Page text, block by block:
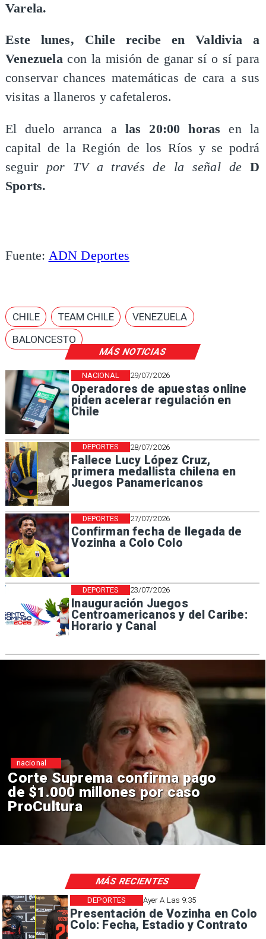
MÁS NOTICIAS
29/07/2026
Operadores de apuestas online
piden acelerar regulación en
Chile
NACIONAL
28/07/2026
Fallece Lucy López Cruz,
primera medallista chilena en
Juegos Panamericanos
DEPORTES
27/07/2026
Confirman fecha de llegada de
Vozinha a Colo Colo
DEPORTES
23/07/2026
Inauguración Juegos
Centroamericanos y del Caribe:
Horario y Canal
DEPORTES
Varela.
Este lunes, Chile recibe en Valdivia a
Venezuelacon la misión de ganar sí o sí para
conservar chances matemáticas de cara a sus
visitas a llaneros y cafetaleros.
El duelo arranca a las 20:00 horas en la
capital de la Región de los Ríos y se podrá
seguir por TV a través de la señal de D
Sports.
Fuente: ADN Deportes
CHILE TEAM CHILE
VENEZUELA
BALONCESTO
Codelco suspende
construcción de Andes Norte
en El Teniente por riesgos
sísmicos
nacional
Ayer A Las 9:35
Presentación de Vozinha en Colo
Colo: Fecha, Estadio y Contrato
DEPORTES
MÁS RECIENTES